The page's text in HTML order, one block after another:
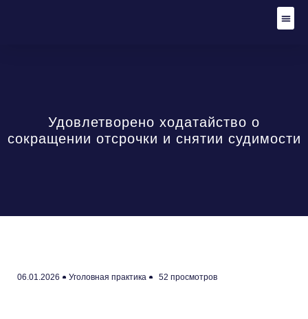
Удовлетворено ходатайство о
сокращении отсрочки и снятии судимости
06.01.2026 Уголовная практика 52 просмотров